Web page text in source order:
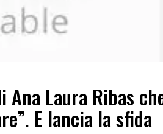
Ana Laura Ribas
E lancia la sfida